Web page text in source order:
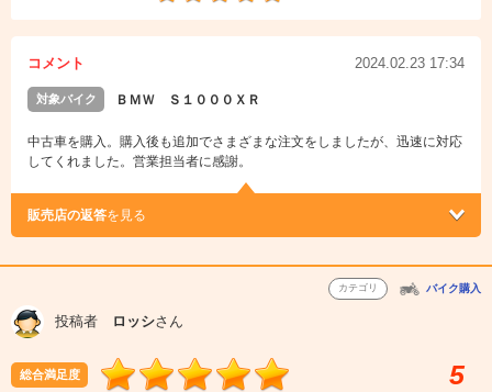
コメント 2024.02.23 17:34
対象バイク ＢＭＷ Ｓ１０００ＸＲ
中古車を購入。購入後も追加でさまざまな注文をしましたが、迅速に対応
してくれました。営業担当者に感謝。
販売店の返答を見る
カテゴリ バイク購入
投稿者 ロッシさん
総合満足度 5